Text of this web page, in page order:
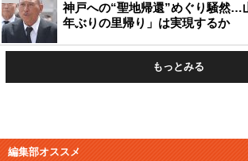
神戸への“聖地帰還”めぐり騒然…
年ぶりの里帰り」は実現するか
もっとみる
編集部オススメ